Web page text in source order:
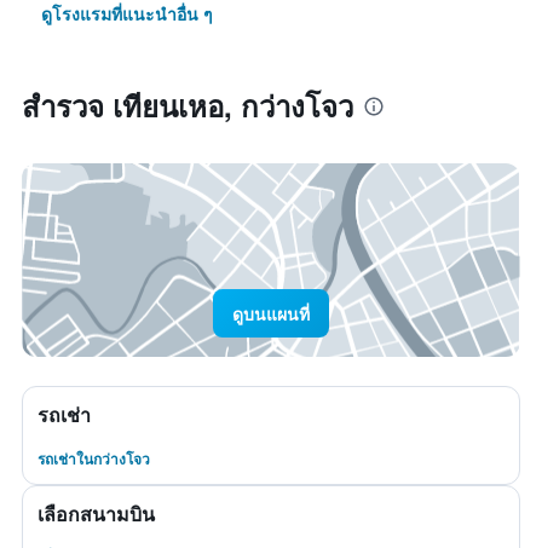
ดูโรงแรมที่แนะนำอื่น ๆ
สำรวจ เทียนเหอ, กว่างโจว
ดูบนแผนที่
รถเช่า
รถเช่าในกว่างโจว
เลือกสนามบิน